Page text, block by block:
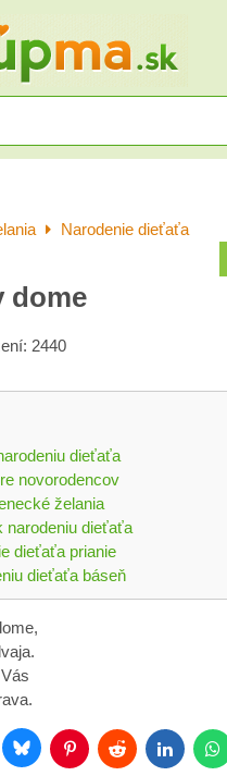
Narodenie dieťaťa
dome
2440
dieťaťa
novorodencov
želania
narodeniu dieťaťa
dieťaťa prianie
dieťaťa báseň
BlueskyPinterestReddit LinkedIn